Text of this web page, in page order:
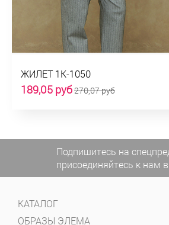
ЖИЛЕТ 1К-1050
189,05 руб270,07 руб
Подпишитесь на
присоединяйтесь к нам
КАТАЛОГ
ОБРАЗЫ ЭЛЕМА